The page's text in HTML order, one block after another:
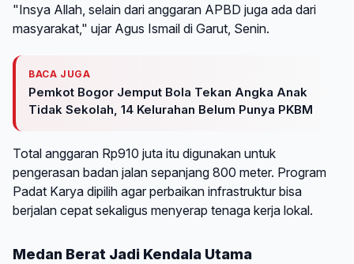
"Insya Allah, selain dari anggaran APBD juga ada dari
masyarakat," ujar Agus Ismail di Garut, Senin.
BACA JUGA
Pemkot Bogor Jemput Bola Tekan Angka Anak
Tidak Sekolah, 14 Kelurahan Belum Punya PKBM
Total anggaran Rp910 juta itu digunakan untuk
pengerasan badan jalan sepanjang 800 meter. Program
Padat Karya dipilih agar perbaikan infrastruktur bisa
berjalan cepat sekaligus menyerap tenaga kerja lokal.
Medan Berat Jadi Kendala Utama